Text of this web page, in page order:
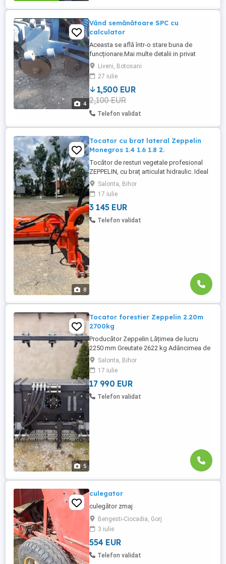
4
Vând semănătoare SPC cu
calculator
Aceasta se află într-o stare buna de
funcționare.Mai multe detalii in privat
Liveni, Botosani
27 iulie
1,500 EUR
2,100 EUR
Telefon validat
8
Tocator cu brat lateral Zeppelin
Monegros 1.4 1.6 1.8 2.
Tocător de resturi vegetale profesional
ZEPPELIN, cu braț articulat hidraulic. Ideal
pentru tocarea vegetației pe marginea
drumurilor, șanțurilor și pentru terenuri mai
greu accesibile. -Ciocane tip labe de
gâscă -Ușă de evacuare în spate -Grup
robust -Transmisie pe 4-5 curele Lățimi
Salonta, Bihor
17 iulie
3 145 EUR
Telefon validat
5
Tocator forestier Zeppelin 2.20m
2700kg
Producător Zeppelin Lățimea de lucru
2250 mm Greutate 2622 kg Adâncimea de
lucru 30-70 mm CAT III RPM 540 1000 rpm
Număr de curele 5+5 pcs Număr de
ciocane 51 pcs Greutatea piesă de
schimb 1600 gr Diametrul rotorului axului
273 mm Diametrul rotorului axului
Salonta, Bihor
17 iulie
17 990 EUR
Telefon validat
culegator
culegător zmaj
Bengesti-Ciocadia, Gorj
3 iulie
554 EUR
Telefon validat